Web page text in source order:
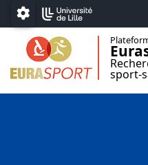
Accéder au menu principal
Accéder au contenu
Paramétrage
sport-